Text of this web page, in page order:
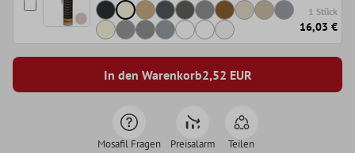
1 Stück
16,03 €
In den Warenkorb2,52 EUR
Mosafil Fragen Preisalarm Teilen